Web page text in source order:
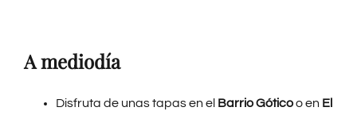
A mediodía
Disfruta de unas tapas en el Barrio Góticoo en El